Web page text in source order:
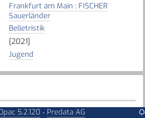
Frankfurt am Main : FISCHER
Sauerländer
Belletristik
[2021]
Jugend
5.2.120 - Predata AG